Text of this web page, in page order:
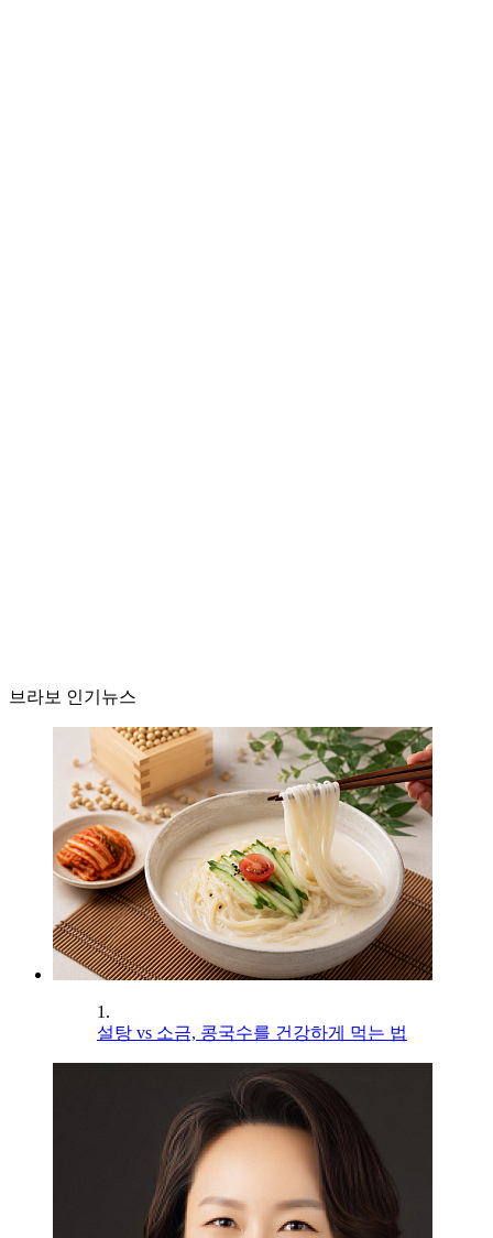
브라보 인기뉴스
1.
설탕 vs 소금, 콩국수를 건강하게 먹는 법